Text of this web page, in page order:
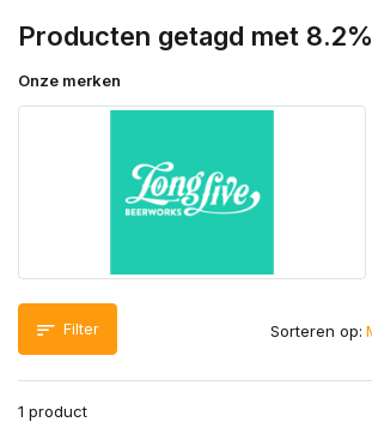
Producten getagd met 8.2%
Onze merken
Filter
1 product
Sorteren op: